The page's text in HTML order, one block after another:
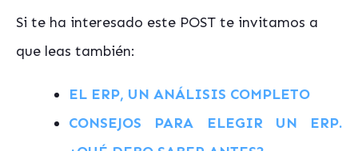
Si te ha interesado este POST te invitamos a
que leas también:
EL ERP, UN ANÁLISIS COMPLETO
CONSEJOS PARA ELEGIR UN ERP.